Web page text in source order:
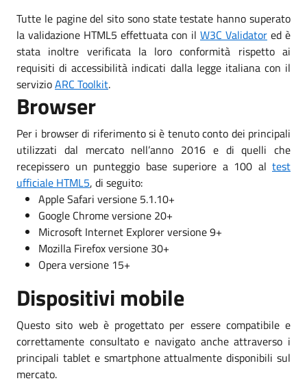
Tutte le pagine del sito sono state testate hanno superato
la validazione HTML5 effettuata con il W3C Validator ed è
stata inoltre verificata la loro conformità rispetto ai
requisiti di accessibilità indicati dalla legge italiana con il
servizioARC Toolkit.
Browser
Per i browser di riferimento si è tenuto conto dei principali
utilizzati dal mercato nell’anno 2016 e di quelli che
recepissero un punteggio base superiore a 100 al test
ufficiale HTML5, di seguito:
Apple Safari versione 5.1.10+
Google Chrome versione 20+
Microsoft Internet Explorer versione 9+
Mozilla Firefox versione 30+
Opera versione 15+
Dispositivi mobile
Questo sito web è progettato per essere compatibile e
correttamente consultato e navigato anche attraverso i
principali tablet e smartphone attualmente disponibili sul
mercato.